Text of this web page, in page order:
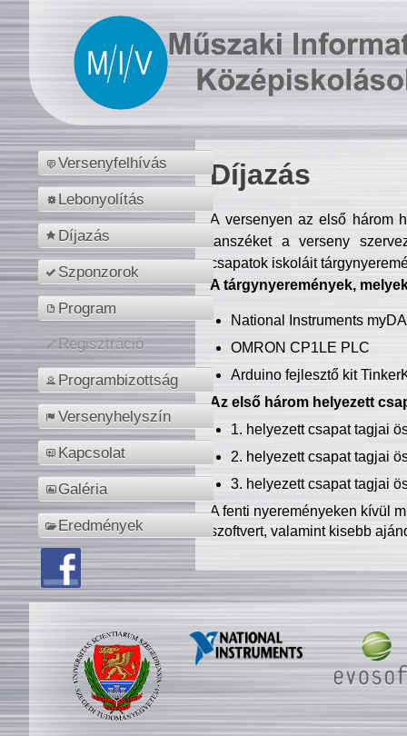
Versenyfelhívás
Lebonyolítás
Díjazás
Szponzorok
Program
Regisztráció
Programbizottság
Versenyhelyszín
Kapcsolat
Galéria
Eredmények
Díjazás
A versenyen az első három
tanszéket a verseny
csapatok iskoláit
A tárgynyeremények,
National Instruments
OMRON CP1LE PLC
Arduino fejlesztő kit
Az első három helyezett
1. helyezett csapat tagjai
2. helyezett csapat tagjai
3. helyezett csapat tagjai
A fenti nyereményeken kívül
szoftvert, valamint kisebb